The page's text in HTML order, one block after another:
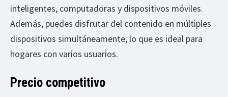
inteligentes, computadoras y dispositivos móviles.
Además, puedes disfrutar del contenido en múltiples
dispositivos simultáneamente, lo que es ideal para
hogares con varios usuarios.
Precio competitivo